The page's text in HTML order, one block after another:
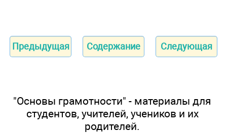
Предыдущая Содержание Следующая
"Основы грамотности" - материалы для
студентов, учителей, учеников и их
родителей.